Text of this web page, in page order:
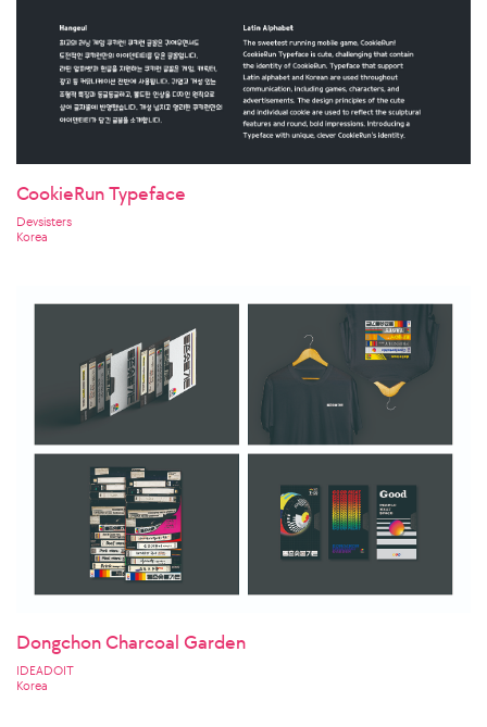
CookieRun Typeface
Devsisters
Korea
Dongchon Charcoal Garden
IDEADOIT
Korea